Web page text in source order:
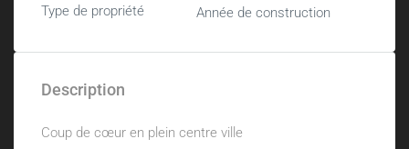
Type de propriété Année de construction
Description
Coup de cœur en plein centre ville